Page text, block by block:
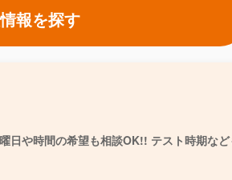
報を探す
や時間の希望も相談OK!! テスト時期など